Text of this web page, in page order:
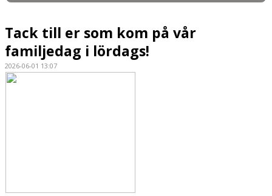
MATCHER
CUPER
Tack till er som kom på vår
familjedag i lördags!
2026-06-01 13:07